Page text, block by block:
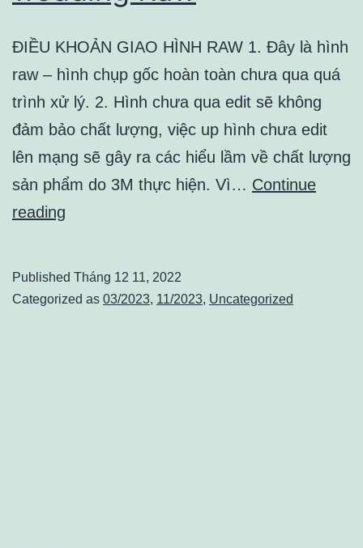
ĐIỀU KHOẢN GIAO HÌNH RAW 1. Đây là hình
raw – hình chụp gốc hoàn toàn chưa qua quá
trình xử lý. 2. Hình chưa qua edit sẽ không
đảm bảo chất lượng, việc up hình chưa edit
lên mạng sẽ gây ra các hiểu lầm về chất lượng
sản phẩm do 3M thực hiện. Vì… Continue
reading
Pre-
Published Tháng 12 11, 2022
Categorized as 03/2023, 11/2023, Uncategorized